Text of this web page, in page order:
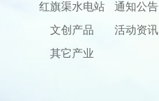
红旗渠水电站
文创产品
其它产业
通知公告
活动资讯